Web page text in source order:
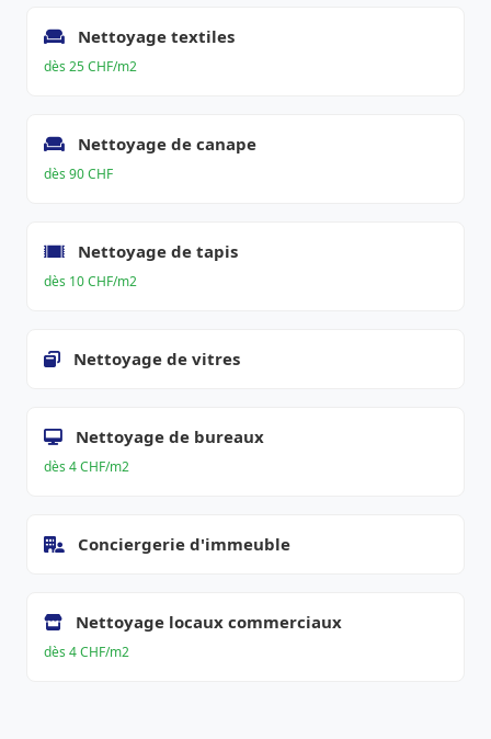
Nettoyage textiles
dès 25 CHF/m2
Nettoyage de canape
dès 90 CHF
Nettoyage de tapis
dès 10 CHF/m2
Nettoyage de vitres
Nettoyage de bureaux
dès 4 CHF/m2
Conciergerie d'immeuble
Nettoyage locaux commerciaux
dès 4 CHF/m2